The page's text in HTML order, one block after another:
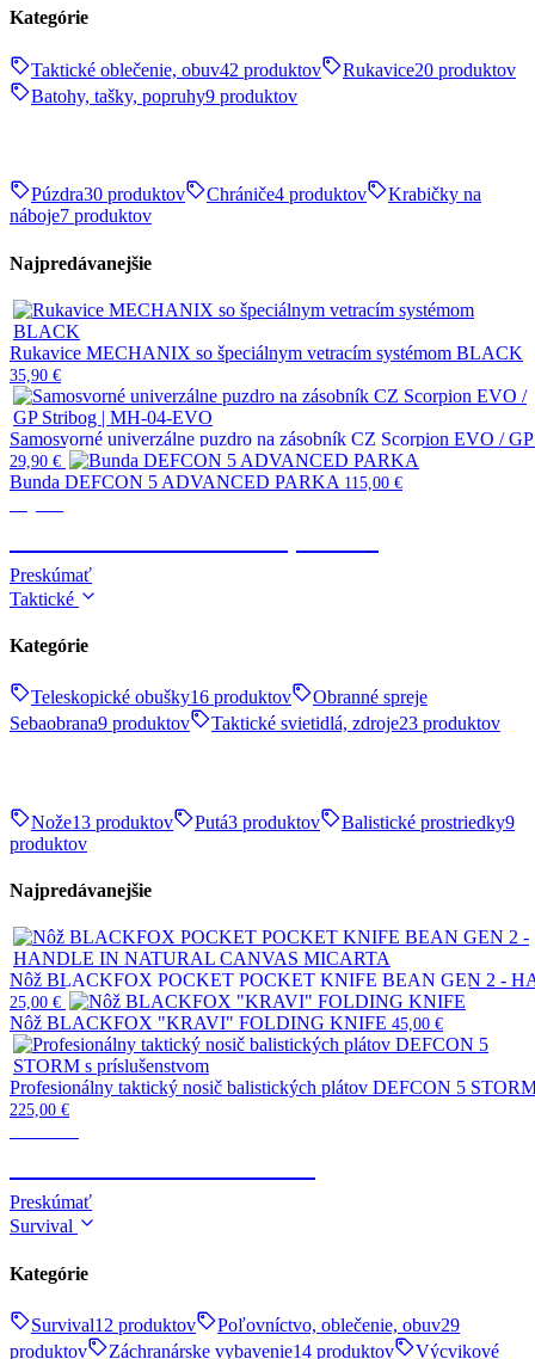
Kategórie
Taktické oblečenie, obuv42 produktov Rukavice20 produktov
Batohy, tašky, popruhy9 produktov
Púzdra30 produktov Chrániče4 produktov
Krabičky na
náboje7 produktov
Najpredávanejšie
Rukavice MECHANIX so špeciálnym vetracím systémom BLACK
35,90 €
Samosvorné univerzálne puzdro na zásobník CZ Scorpion EVO /
29,90 €
Bunda DEFCON 5 ADVANCED PARKA 115,00 €
Preskúmať
Taktické
Kategórie
Teleskopické obušky16 produktov
Obranné spreje
Sebaobrana9 produktov Taktické svietidlá, zdroje23 produktov
Nože13 produktov Putá3 produktov Balistické prostriedky9
produktov
Najpredávanejšie
Nôž BLACKFOX POCKET POCKET KNIFE BEAN GEN 2 -
25,00 €
Nôž BLACKFOX "KRAVI" FOLDING KNIFE 45,00 €
Profesionálny taktický nosič balistických plátov DEFCON 5
225,00 €
Preskúmať
Survival
Kategórie
Survival12 produktov Poľovníctvo, oblečenie, obuv29
produktov
Záchranárske vybavenie14 produktov
Výcvikové